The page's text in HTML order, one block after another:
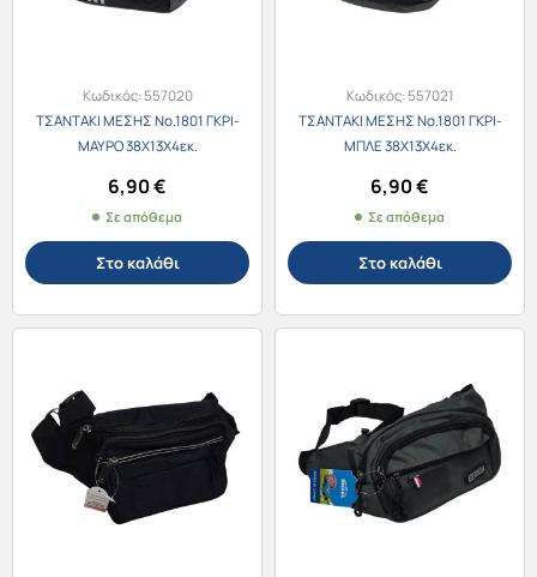
Κωδικός:557020
ΤΣΑΝΤΑΚΙ ΜΕΣΗΣ Νο.1801 ΓΚΡΙ-
ΜΑΥΡΟ 38Χ13Χ4εκ.
6,90€
Σε απόθεμα
Στο καλάθι
Κωδικός:557021
ΤΣΑΝΤΑΚΙ ΜΕΣΗΣ Νο.1801 ΓΚΡΙ-
ΜΠΛΕ 38Χ13Χ4εκ.
6,90€
Σε απόθεμα
Στο καλάθι